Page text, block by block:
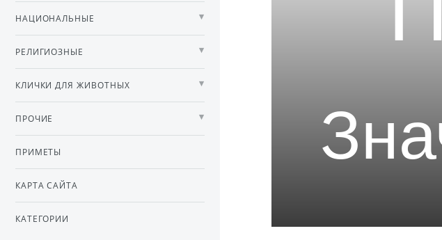
НАЦИОНАЛЬНЫЕ
РЕЛИГИОЗНЫЕ
КЛИЧКИ ДЛЯ ЖИВОТНЫХ
ПРОЧИЕ
ПРИМЕТЫ
КАРТА САЙТА
КАТЕГОРИИ